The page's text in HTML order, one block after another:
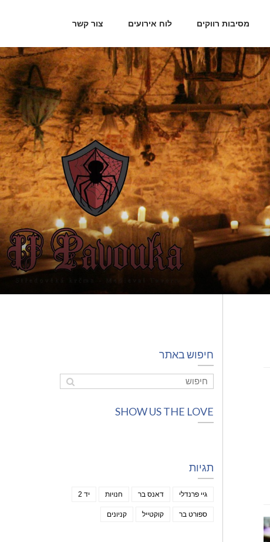
מסיבות רווקים לוח אירועים צור קשר
חיפוש באתר
SHOW US THE LOVE
תגיות
גיי פרנדלי דאנס בר חנויות יד 2
ספורט בר קוקטייל קניונים